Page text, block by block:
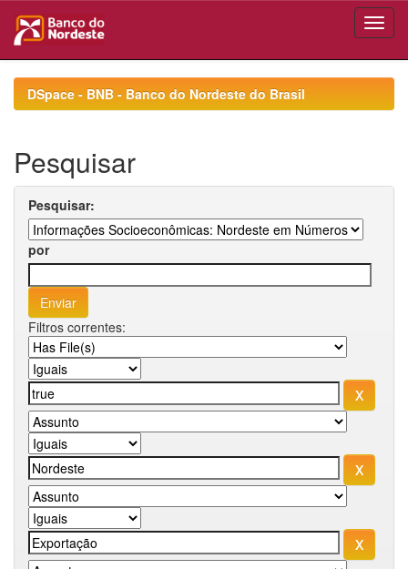
navigationDSpace - BNB - Banco do Nordeste do Brasil
Pesquisar
Pesquisar:
por
Filtros correntes: